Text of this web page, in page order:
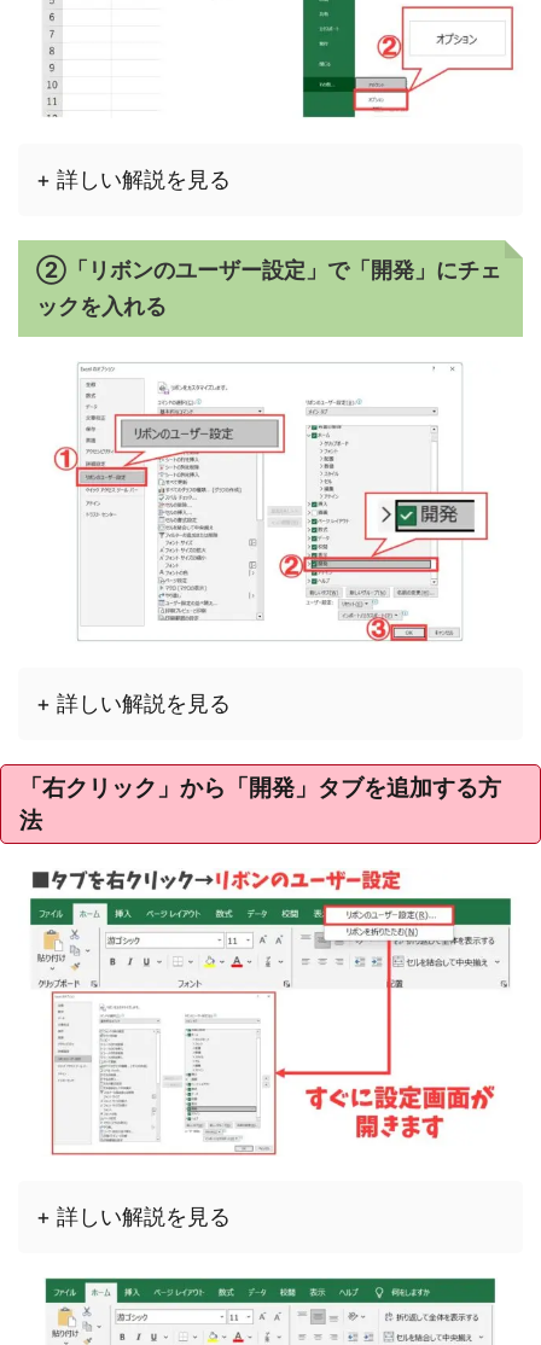
+ 詳しい解説を見る
②「リボンのユーザー設定」で「開発」にチェ
ックを入れる
+ 詳しい解説を見る
「右クリック」から「開発」タブを追加する方
法
+ 詳しい解説を見る